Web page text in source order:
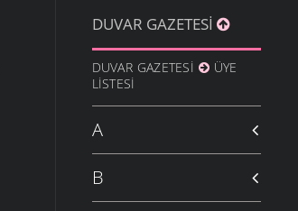
DUVAR GAZETESI
DUVAR GAZETESI
ÜYE
LISTESI
A
B